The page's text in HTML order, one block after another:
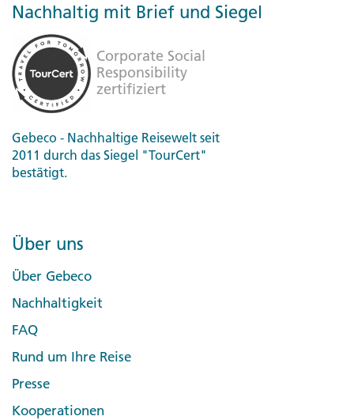
Nachhaltig mit Brief und Siegel
Gebeco - Nachhaltige Reisewelt seit
2011 durch das Siegel "TourCert"
bestätigt.
Über uns
Über Gebeco
Nachhaltigkeit
FAQ
Rund um Ihre Reise
Presse
Kooperationen